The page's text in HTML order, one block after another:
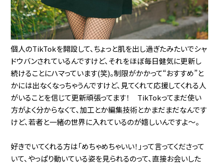
個人のTikTokを開設して、ちょっと肌を出し過ぎたみたいでシャ
ドウバンされているんですけど、それをほぼ毎日健気に更新し
続けることにハマっています(笑)。制限がかかって“おすすめ”と
かには出なくなっちゃうんですけど、見てくれて応援してくれる人
がいることを信じて更新頑張ってます！ TikTokってまだ使い
方がよく分からなくて、加工とか編集技術とかまだまだなんです
けど、若者と一緒の世界に入れているのが嬉しいんですよ～。
好きでいてくれる方は「めちゃめちゃいい！」って言ってくださって
いて、やっぱり動いている姿を見られるのって、直接お会いした